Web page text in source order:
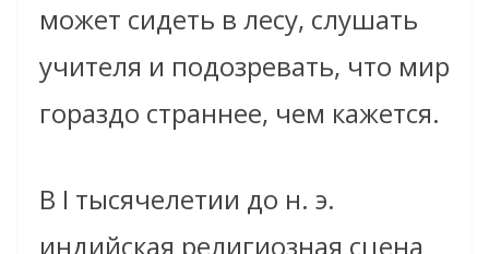
может сидеть в лесу, слушать
учителя и подозревать, что мир
гораздо страннее, чем кажется.
В I тысячелетии до н. э.
индийская религиозная сцена